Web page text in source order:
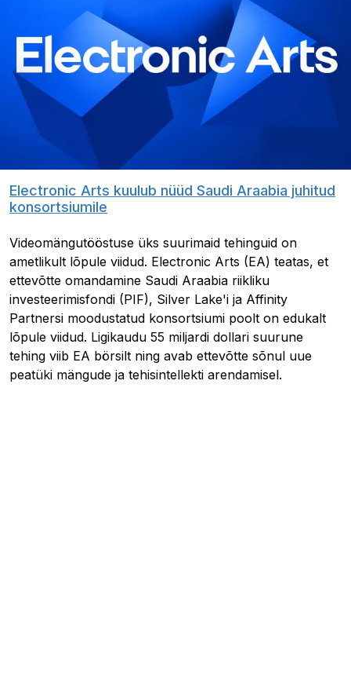
Electronic Arts kuulub nüüd Saudi Araabia juhitud
konsortsiumile
Videomängutööstuse üks suurimaid tehinguid on
ametlikult lõpule viidud. Electronic Arts (EA) teatas, et
ettevõtte omandamine Saudi Araabia riikliku
investeerimisfondi (PIF), Silver Lake'i ja Affinity
Partnersi moodustatud konsortsiumi poolt on edukalt
lõpule viidud. Ligikaudu 55 miljardi dollari suurune
tehing viib EA börsilt ning avab ettevõtte sõnul uue
peatüki mängude ja tehisintellekti arendamisel.